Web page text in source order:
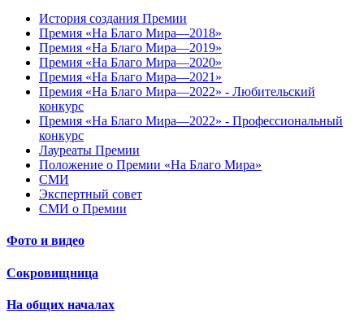
История создания Премии
Премия «На Благо Мира—2018»
Премия «На Благо Мира—2019»
Премия «На Благо Мира—2020»
Премия «На Благо Мира—2021»
Премия «На Благо Мира—2022» - Любительский
конкурс
Премия «На Благо Мира—2022» - Профессиональный
конкурс
Лауреаты Премии
Положение о Премии «На Благо Мира»
СМИ
Экспертный совет
СМИ о Премии
Фото и видео
Сокровищница
На общих началах